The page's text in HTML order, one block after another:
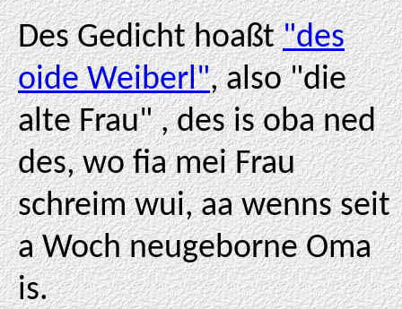
Des Gedicht hoaßt"des
oide Weiberl", also "die
alte Frau" , des is oba ned
des, wo fia mei Frau
schreim wui, aa wenns seit
a Woch neugeborne Oma
is.